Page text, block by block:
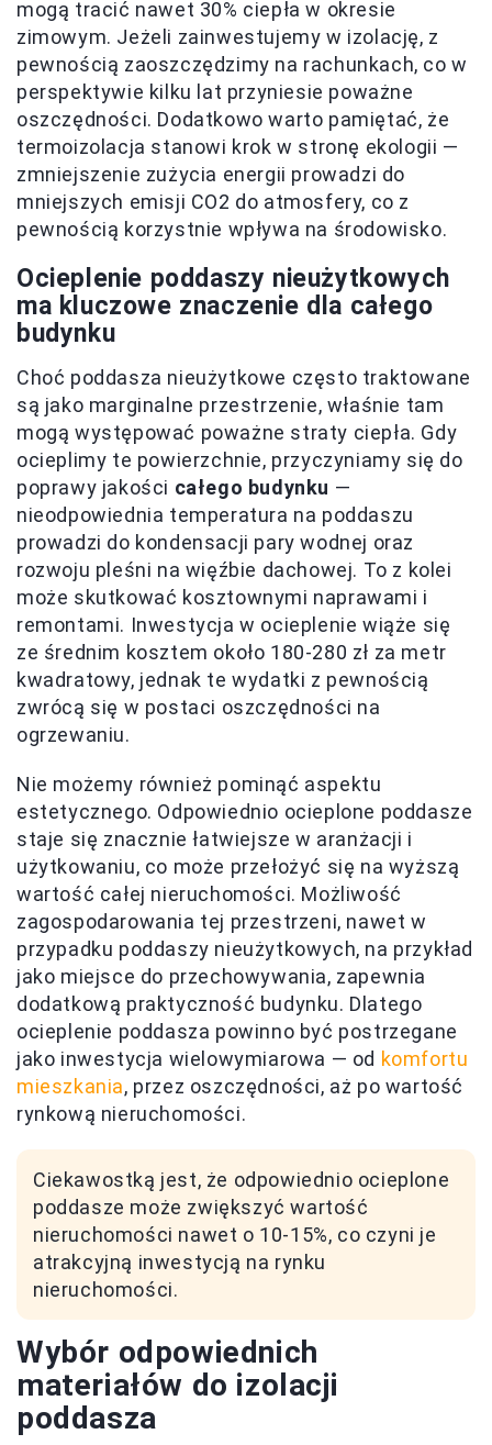
mogą tracić nawet 30% ciepła w okresie
zimowym. Jeżeli zainwestujemy w izolację, z
pewnością zaoszczędzimy na rachunkach, co w
perspektywie kilku lat przyniesie poważne
oszczędności. Dodatkowo warto pamiętać, że
termoizolacja stanowi krok w stronę ekologii —
zmniejszenie zużycia energii prowadzi do
mniejszych emisji CO2 do atmosfery, co z
pewnością korzystnie wpływa na środowisko.
Ocieplenie poddaszy nieużytkowych
ma kluczowe znaczenie dla całego
budynku
Choć poddasza nieużytkowe często traktowane
są jako marginalne przestrzenie, właśnie tam
mogą występować poważne straty ciepła. Gdy
ocieplimy te powierzchnie, przyczyniamy się do
poprawy jakości całego budynku —
nieodpowiednia temperatura na poddaszu
prowadzi do kondensacji pary wodnej oraz
rozwoju pleśni na więźbie dachowej. To z kolei
może skutkować kosztownymi naprawami i
remontami. Inwestycja w ocieplenie wiąże się
ze średnim kosztem około 180-280 zł za metr
kwadratowy, jednak te wydatki z pewnością
zwrócą się w postaci oszczędności na
ogrzewaniu.
Nie możemy również pominąć aspektu
estetycznego. Odpowiednio ocieplone poddasze
staje się znacznie łatwiejsze w aranżacji i
użytkowaniu, co może przełożyć się na wyższą
wartość całej nieruchomości. Możliwość
zagospodarowania tej przestrzeni, nawet w
przypadku poddaszy nieużytkowych, na przykład
jako miejsce do przechowywania, zapewnia
dodatkową praktyczność budynku. Dlatego
ocieplenie poddasza powinno być postrzegane
jako inwestycja wielowymiarowa — od komfortu
mieszkania, przez oszczędności, aż po wartość
rynkową nieruchomości.
Ciekawostką jest, że odpowiednio ocieplone
poddasze może zwiększyć wartość
nieruchomości nawet o 10-15%, co czyni je
atrakcyjną inwestycją na rynku
nieruchomości.
Wybór odpowiednich
materiałów do izolacji
poddasza